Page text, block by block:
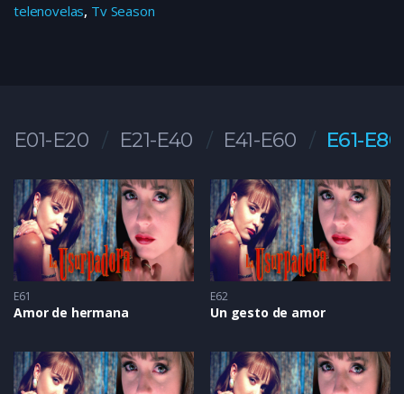
telenovelas, Tv Season
E01-E20 E21-E40 E41-E60 E61-E80
E61
Amor de hermana
E62
Un gesto de amor